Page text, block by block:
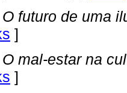
O futuro de uma
]
O mal-estar na
]